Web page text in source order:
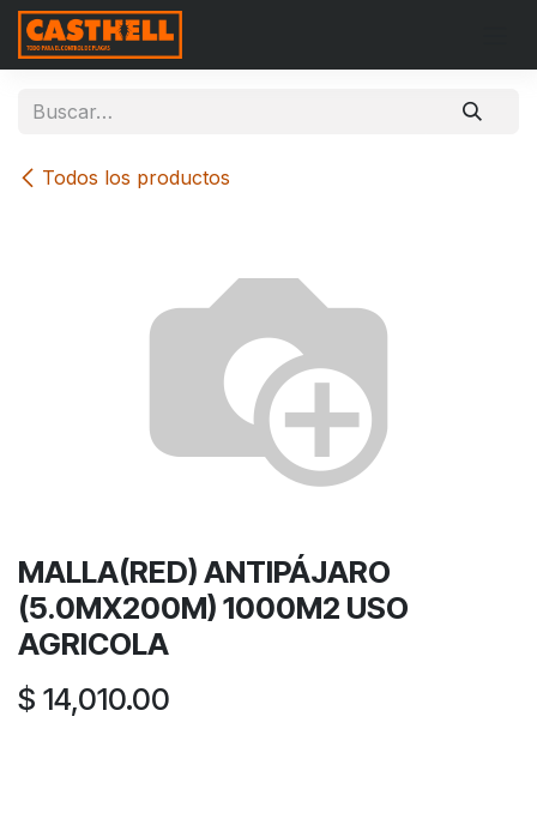
Ir al contenido
Todos los productos
MALLA(RED) ANTIPÁJARO
(5.0MX200M) 1000M2 USO
AGRICOLA
$ 14,010.00